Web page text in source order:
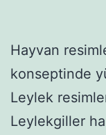
Hayvan
konseptinde
Leylek
Leylekgiller